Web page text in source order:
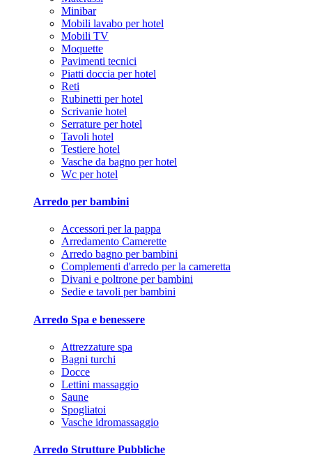
Minibar
Mobili lavabo per hotel
Mobili TV
Moquette
Pavimenti tecnici
Piatti doccia per hotel
Reti
Rubinetti per hotel
Scrivanie hotel
Serrature per hotel
Tavoli hotel
Testiere hotel
Vasche da bagno per hotel
Wc per hotel
Arredo per bambini
Accessori per la pappa
Arredamento Camerette
Arredo bagno per bambini
Complementi d'arredo per la cameretta
Divani e poltrone per bambini
Sedie e tavoli per bambini
Arredo Spa e benessere
Attrezzature spa
Bagni turchi
Docce
Lettini massaggio
Saune
Spogliatoi
Vasche idromassaggio
Arredo Strutture Pubbliche